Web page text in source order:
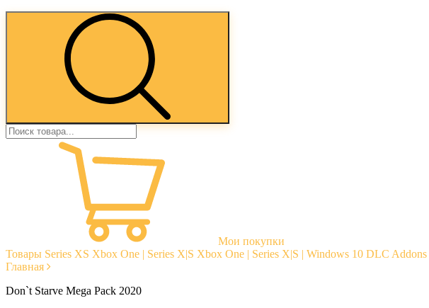
Мои покупки
Товары Series XS Xbox One | Series X|S Xbox One | Series X|S | Windows 10 DLC Addons
Главная
Don`t Starve Mega Pack 2020